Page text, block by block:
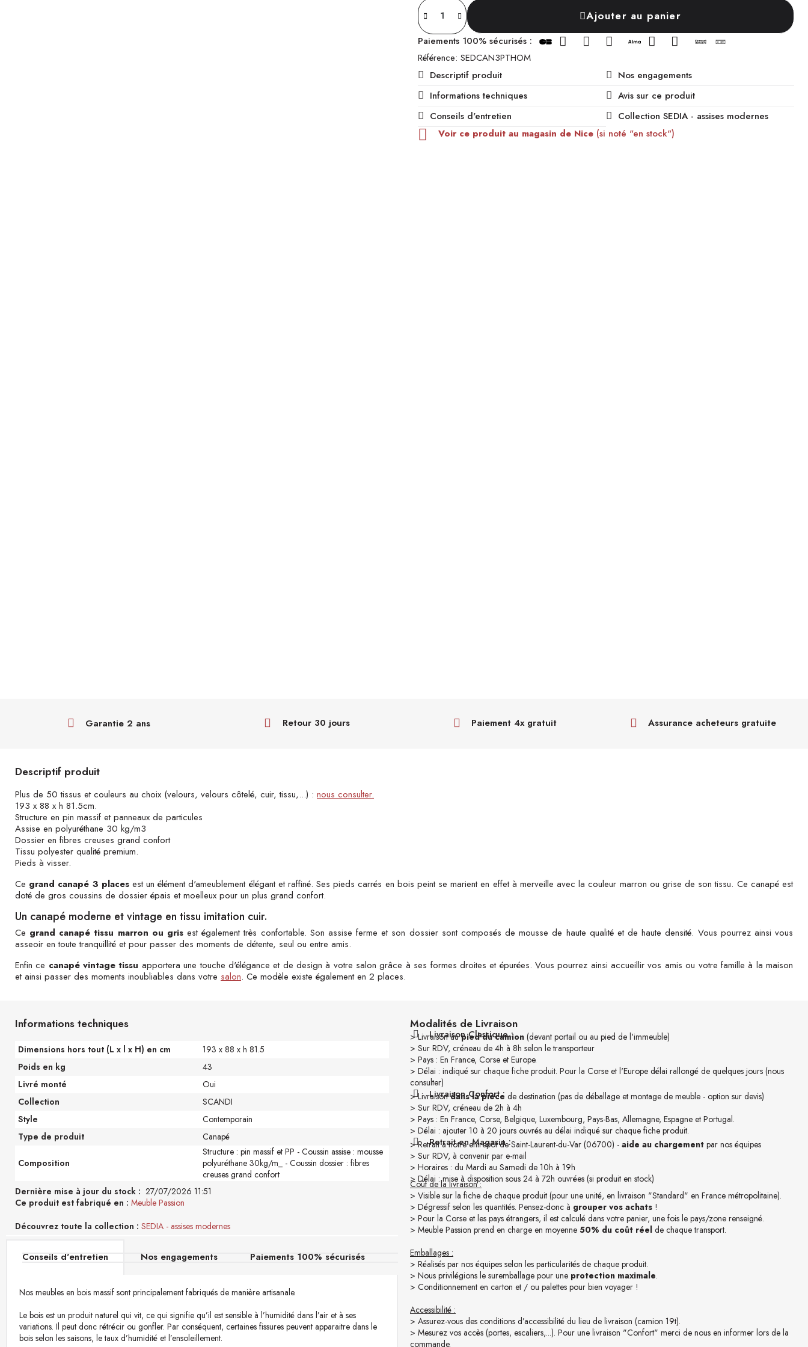
Ajouter au panier
Paiements 100% sécurisés :
Référence SEDCAN3PTHOM
Descriptif produit
Informations techniques
Conseils d'entretien
Nos engagements
Avis sur ce produit
Collection SEDIA - assises modernes
Voir ce produit au magasin de Nice (si noté "en stock")
Garantie 2 ans Retour 30 jours Paiement 4x gratuit Assurance acheteurs gratuite
Descriptif produit
Plus de 50 tissus et couleurs au choix (velours, velours côtelé, cuir, tissu,...) : nous consulter.
193 x 88 x h 81.5cm.
Structure en pin massif et panneaux de particules
Assise en polyuréthane 30 kg/m3
Dossier en fibres creuses grand confort
Tissu polyester qualité premium.
Pieds à visser.
Ce grand canapé 3 places est un élément d'ameublement élégant et raffiné. Ses pieds carrés en bois peint se marient en effet à merveille avec la couleur marron ou grise de son tissu. Ce canapé est
doté de gros coussins de dossier épais et moelleux pour un plus grand confort.
Un canapé moderne et vintage en tissu imitation cuir.
Ce grand canapé tissu marron ou grisest également très confortable. Son assise ferme et son dossier sont composés de mousse de haute qualité et de haute densité. Vous pourrez ainsi vous
asseoir en toute tranquillité et pour passer des moments de détente, seul ou entre amis.
Enfin ce canapé vintage tissu apportera une touche d'élégance et de design à votre salon grâce à ses formes droites et épurées. Vous pourrez ainsi accueillir vos amis ou votre famille à la maison
et ainsi passer des moments inoubliables dans votre salon. Ce modèle existe également en 2 places.
Informations techniques
Dimensions hors tout (L x l x H) en cm
193 x 88 x h 81.5
Poids en kg
43
Livré monté
Oui
Collection
SCANDI
Style
Contemporain
Type de produit
Canapé
Composition
Structure : pin massif et PP - Coussin assise : mousse
polyuréthane 30kg/m_ - Coussin dossier : fibres
creuses grand confort
Dernière mise à jour du stock : 27/07/2026 11:51
Ce produit est fabriqué en
Meuble Passion
Découvrez toute la collection
SEDIA - assises modernes
Conseils d'entretien Nos engagements Paiements 100% sécurisés
Nos meubles en bois massif sont principalement fabriqués de manière artisanale.
Le bois est un produit naturel qui vit, ce qui signifie qu’il est sensible à l’humidité dans l’air et à ses
variations. Il peut donc rétrécir ou gonfler. Par conséquent, certaines fissures peuvent apparaitre dans le
bois selon les saisons, le taux d’humidité et l’ensoleillement.
Modalités de Livraison
Livraison Classique :
> Livraison aupied du camion (devant portail ou au pied de l'immeuble)
> Sur RDV, créneau de 4h à 8h selon le transporteur
> Pays : En France, Corse et Europe.
> Délai : indiqué sur chaque fiche produit. Pour la Corse et l'Europe délai rallongé de quelques jours (nous
consulter)
Livraison Confort :
> Livraisondans la pièce de destination (pas de déballage et montage de meuble - option sur devis)
> Sur RDV, créneau de 2h à 4h
> Pays : En France, Corse, Belgique, Luxembourg, Pays-Bas, Allemagne, Espagne et Portugal.
> Délai : ajouter 10 à 20 jours ouvrés au délai indiqué sur chaque fiche produit.
Retrait en Magasin :
> Retrait à notre entrepôt de Saint-Laurent-du-Var (06700) - aide au chargement par nos équipes
> Sur RDV, à convenir par e-mail
> Horaires : du Mardi au Samedi de 10h à 19h
> Délai : mise à disposition sous 24 à 72h ouvrées (si produit en stock)
Coût de la livraison :
> Visible sur la fiche de chaque produit (pour une unité, en livraison "Standard" en France métropolitaine).
> Dégressif selon les quantités. Pensez-donc à grouper vos achats !
> Pour la Corse et les pays étrangers, il est calculé dans votre panier, une fois le pays/zone renseigné.
> Meuble Passion prend en charge en moyenne 50% du coût réel de chaque transport.
Emballages :
> Réalisés par nos équipes selon les particularités de chaque produit.
> Nous privilégions le suremballage pour une protection maximale.
> Conditionnement en carton et / ou palettes pour bien voyager !
Accessibilité :
> Assurez-vous des conditions d’accessibilité du lieu de livraison (camion 19t).
> Mesurez vos accès (portes, escaliers,...). Pour une livraison "Confort" merci de nous en informer lors de la
commande.